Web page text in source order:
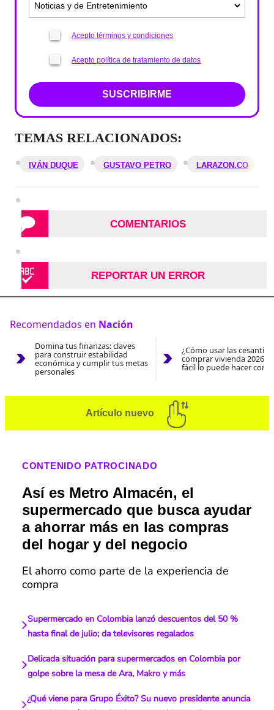
Acepto términos y condiciones
Acepto política de tratamiento de datos
SUSCRIBIRME
TEMAS RELACIONADOS:
IVÁN DUQUE GUSTAVO PETRO LARAZON.CO
COMENTARIOS
REPORTAR UN ERROR
Recomendados en Nación
Domina tus finanzas: claves
para construir estabilidad
económica y cumplir tus metas
personales
¿Cómo usar las
comprar vivienda 2026?
fácil lo puede hacer con
Artículo nuevo
CONTENIDO PATROCINADO
Así es Metro Almacén, el
supermercado que busca ayudar
a ahorrar más en las compras
del hogar y del negocio
El ahorro como parte de la experiencia de
compra
Supermercado en Colombia lanzó descuentos del 50 %
hasta final de julio; da televisores regalados
Delicada situación para supermercados en Colombia por
golpe sobre la mesa de Ara, Makro y más
¿Qué viene para Grupo Éxito? Su nuevo presidente anuncia